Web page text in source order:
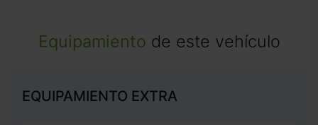
Equipamiento de este vehículo
EQUIPAMIENTO EXTRA